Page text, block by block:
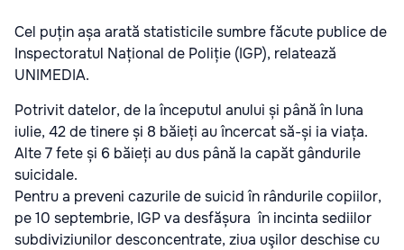
Cel puțin așa arată statisticile sumbre făcute publice de
Inspectoratul Național de Poliție (IGP), relatează
UNIMEDIA.
Potrivit datelor, de la începutul anului și până în luna
iulie, 42 de tinere și 8 băieți au încercat să-și ia viața.
Alte 7 fete și 6 băieți au dus până la capăt gândurile
suicidale.
Pentru a preveni cazurile de suicid în rândurile copiilor,
pe 10 septembrie, IGP va desfășura în incinta sediilor
subdiviziunilor desconcentrate, ziua uşilor deschise cu